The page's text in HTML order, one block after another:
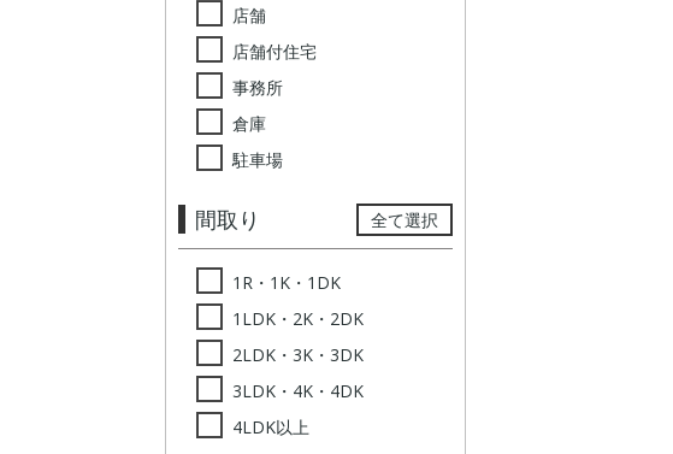
店舗
店舗付住宅
事務所
倉庫
駐車場
間取り 全て選択
1R・1K・1DK
1LDK・2K・2DK
2LDK・3K・3DK
3LDK・4K・4DK
4LDK以上